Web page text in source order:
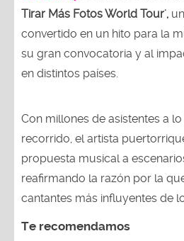
Tirar Más Fotos World Tour',
convertido en un hito para la
su gran convocatoria y al
en distintos países.
Con millones de asistentes a
recorrido, el artista
propuesta musical a
reafirmando la razón por la
cantantes más influyentes de
Te recomendamos